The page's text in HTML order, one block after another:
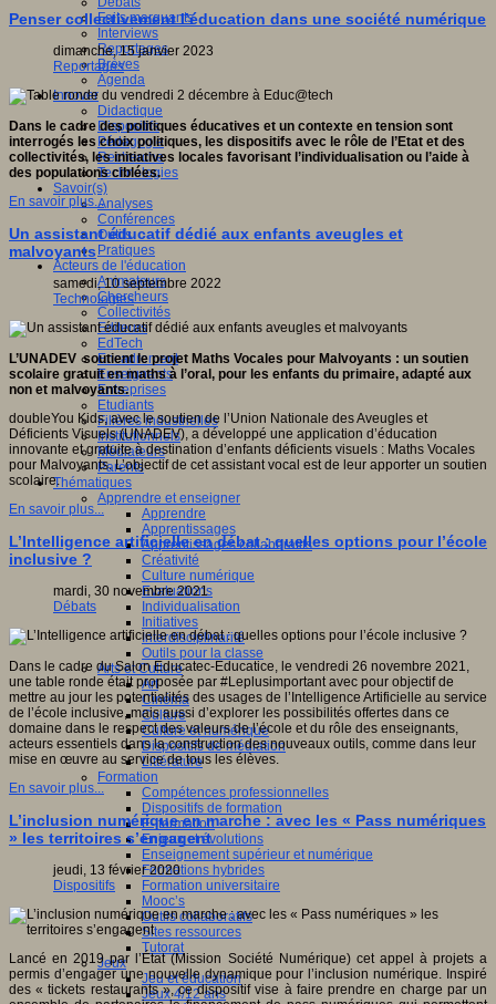
Faits marquants
Interviews
Reportages
Brèves
Agenda
Innover
Didactique
Dispositifs
Pédagogie
Recherche
Technologies
Savoir(s)
Analyses
Conférences
Outils
Pratiques
Acteurs de l'éducation
Animateurs
Chercheurs
Collectivités
Editeurs
EdTech
Encadrement
Enseignants
Entreprises
Etudiants
Filières industrielles
Institutionnels
Médiateurs
Parents
Thématiques
Apprendre et enseigner
Apprendre
Apprentissages
Apprentissages collaboratifs
Créativité
Culture numérique
Evaluations
Individualisation
Initiatives
Interdisciplinarité
Outils pour la classe
Arts et Culture
Art
Cinéma
Culture
Culture et numérique
Dispositifs de médiation
Littérature
Formation
Compétences professionnelles
Dispositifs de formation
E- formation
Enjeux et évolutions
Enseignement supérieur et numérique
Formations hybrides
Formation universitaire
Mooc’s
Outils collaboratifs
Sites ressources
Tutorat
Jeux
Jeu et éducation
Jeux 4/12 ans
Penser collectivement l’éducation dans une société numérique
dimanche, 15 janvier 2023
Reportages
Dans le cadre des politiques éducatives et un contexte en tension sont
interrogés les choix politiques, les dispositifs avec le rôle de l’Etat et des
collectivités, les initiatives locales favorisant l’individualisation ou l’aide à
des populations ciblées.
En savoir plus...
Un assistant éducatif dédié aux enfants aveugles et
malvoyants
samedi, 10 septembre 2022
Technologies
L’UNADEV soutient le projet Maths Vocales pour Malvoyants : un soutien
scolaire gratuit en maths à l’oral, pour les enfants du primaire, adapté aux
non et malvoyants.
doubleYou Kids, avec le soutien de l’Union Nationale des Aveugles et
Déficients Visuels (UNADEV), a développé une application d’éducation
innovante et gratuite à destination d’enfants déficients visuels : Maths Vocales
pour Malvoyants. L’objectif de cet assistant vocal est de leur apporter un soutien
scolaire.
En savoir plus...
L’Intelligence artificielle en débat : quelles options pour l’école
inclusive ?
mardi, 30 novembre 2021
Débats
Dans le cadre du Salon Educatec-Educatice, le vendredi 26 novembre 2021,
une table ronde était proposée par #Leplusimportant avec pour objectif de
mettre au jour les potentialités des usages de l’Intelligence Artificielle au service
de l’école inclusive, mais aussi d’explorer les possibilités offertes dans ce
domaine dans le respect des valeurs de l’école et du rôle des enseignants,
acteurs essentiels dans la construction des nouveaux outils, comme dans leur
mise en œuvre au service de tous les élèves.
En savoir plus...
L’inclusion numérique en marche : avec les « Pass numériques
» les territoires s’engagent
jeudi, 13 février 2020
Dispositifs
Lancé en 2019 par l’État (Mission Société Numérique) cet appel à projets a
permis d’engager une nouvelle dynamique pour l’inclusion numérique. Inspiré
des « tickets restaurants », ce dispositif vise à faire prendre en charge par un